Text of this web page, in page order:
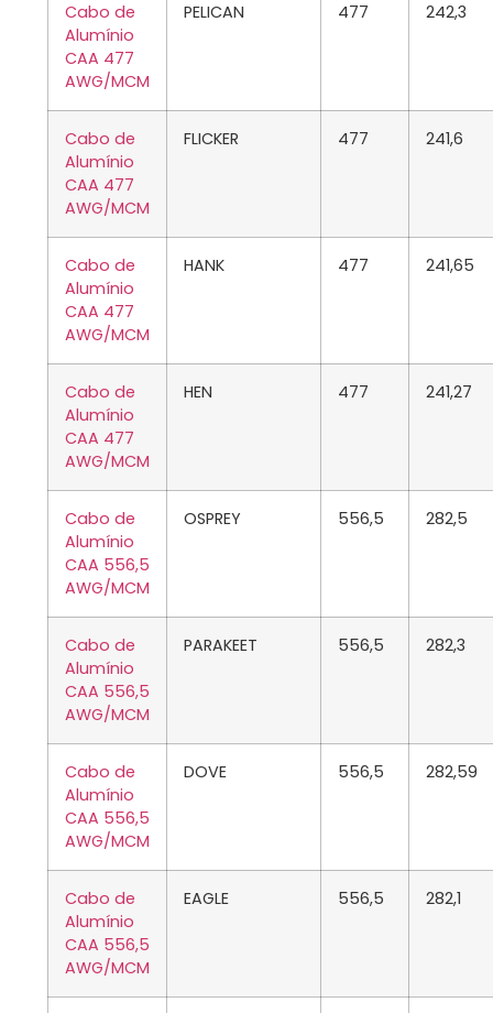
Cabo de
Alumínio
CAA 477
AWG/MCM
PELICAN 477 242,3
Cabo de
Alumínio
CAA 477
AWG/MCM
FLICKER 477 241,6
Cabo de
Alumínio
CAA 477
AWG/MCM
HANK 477 241,65
Cabo de
Alumínio
CAA 477
AWG/MCM
HEN 477 241,27
Cabo de
Alumínio
CAA 556,5
AWG/MCM
OSPREY 556,5 282,5
Cabo de
Alumínio
CAA 556,5
AWG/MCM
PARAKEET 556,5 282,3
Cabo de
Alumínio
CAA 556,5
AWG/MCM
DOVE 556,5 282,59
Cabo de
Alumínio
CAA 556,5
AWG/MCM
EAGLE 556,5 282,1